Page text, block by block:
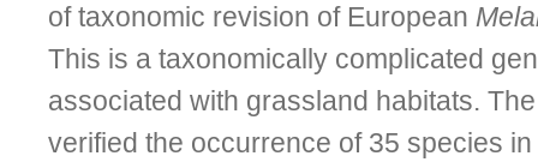
of taxonomic revision of European
This is a taxonomically complicated
associated with grassland habitats.
verified the occurrence of 35 species